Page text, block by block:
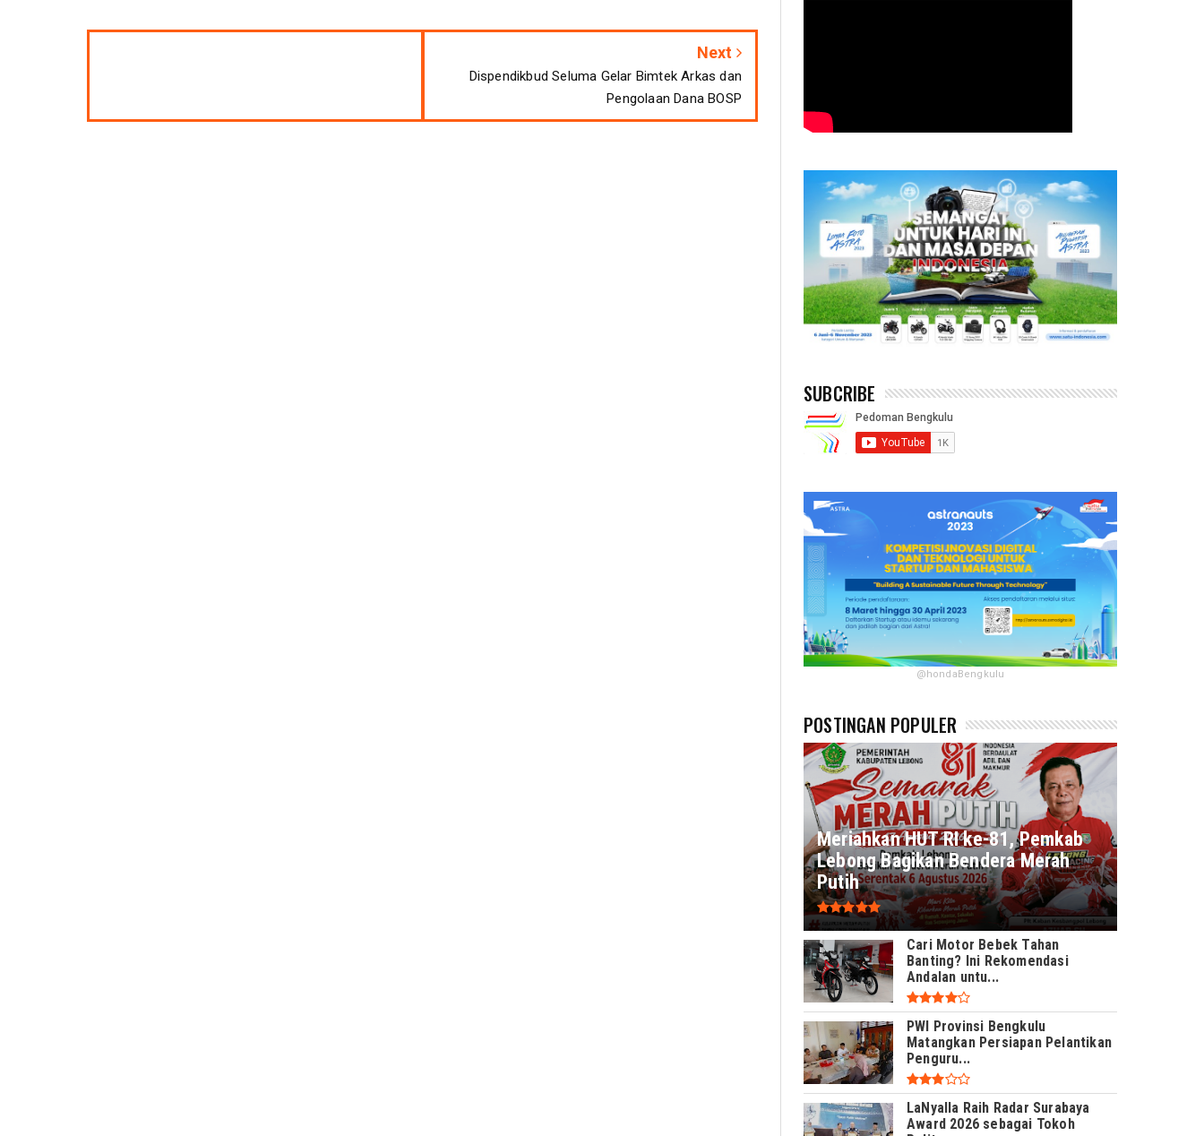
Next
Dispendikbud Seluma Gelar Bimtek Arkas dan
Pengolaan Dana BOSP
SUBCRIBE
@hondaBengkulu
POSTINGAN POPULER
Meriahkan HUT RI ke-81, Pemkab
Lebong Bagikan Bendera Merah
Putih
Cari Motor Bebek Tahan
Banting? Ini Rekomendasi
Andalan untu...
PWI Provinsi Bengkulu
Matangkan Persiapan Pelantikan
Penguru...
LaNyalla Raih Radar Surabaya
Award 2026 sebagai Tokoh